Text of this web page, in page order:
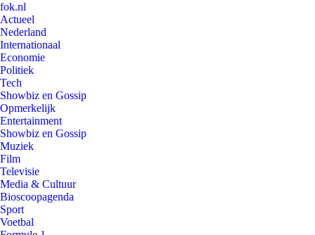
fok.nl
Actueel
Nederland
Internationaal
Economie
Politiek
Tech
Showbiz en Gossip
Opmerkelijk
Entertainment
Showbiz en Gossip
Muziek
Film
Televisie
Media & Cultuur
Bioscoopagenda
Sport
Voetbal